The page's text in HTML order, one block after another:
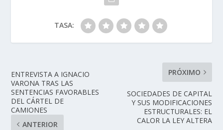
TASA:
ENTREVISTA A IGNACIO
VARONA TRAS LAS
SENTENCIAS FAVORABLES
DEL CÁRTEL DE
CAMIONES
ANTERIOR
PRÓXIMO
SOCIEDADES DE CAPITAL
Y SUS MODIFICACIONES
ESTRUCTURALES: EL
CALOR LA LEY ALTERA